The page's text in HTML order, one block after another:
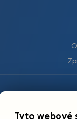
Tyto webové